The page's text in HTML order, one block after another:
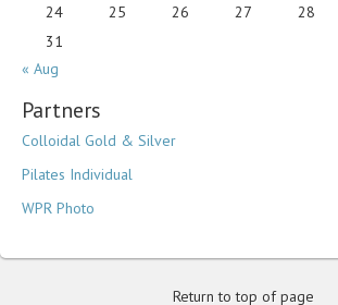
24
25 26 27 28
31
« Aug
Partners
Colloidal Gold & Silver
Pilates Individual
WPR Photo
Return to top of page